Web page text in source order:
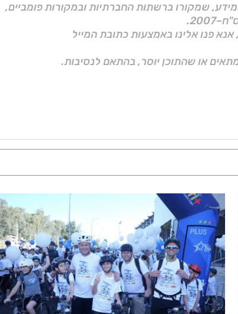
שמקורו ברשתות החברתיות ובמקורות פומביים,
פנו אלינו באמצעות כתובת המייל
או שהתוכן יוסר, בהתאם לנסיבות.